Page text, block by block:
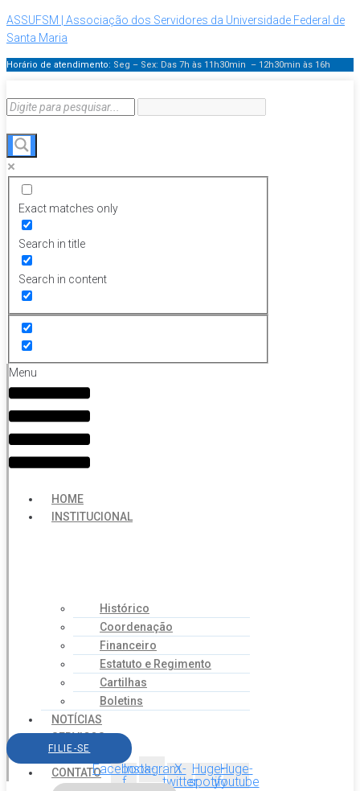
ASSUFSM | Associação dos Servidores da Universidade Federal de
Santa Maria
Horário de atendimento: Seg – Sex: Das 7h às 11h30min – 12h30min às 16h
Exact matches only
Search in title
Search in content
Menu
HOME
INSTITUCIONAL
Histórico
Coordenação
Financeiro
Estatuto e Regimento
Cartilhas
Boletins
NOTÍCIAS
SERVIÇOS
AGENDA
CONTATO
FILIE-SE
Facebook-
f
InstagramX-
twitter
Huge-
spotify
Huge-
youtube